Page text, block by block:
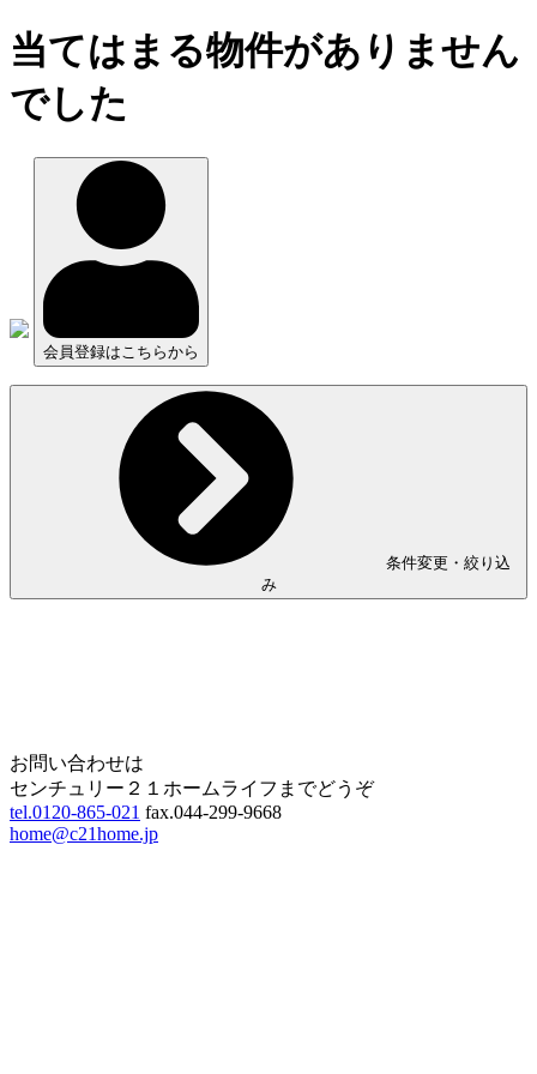
当てはまる物件がありません
でした
会員登録はこちらから
条件変更・絞り込
み
お問い合わせは
センチュリー２１ホームライフまでどうぞ
tel.0120-865-021 fax.044-299-9668
home@c21home.jp